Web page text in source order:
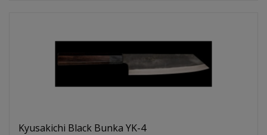
Kyusakichi Black Bunka YK-4